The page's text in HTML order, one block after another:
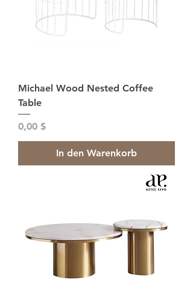
Michael Wood Nested Coffee
Table
Preis
0,00 $
In den Warenkorb